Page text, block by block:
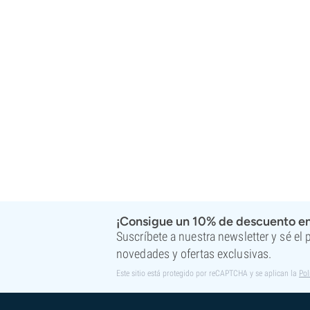
¡Consigue un 10% de descuento
Suscríbete a nuestra newsletter y sé el
novedades y ofertas exclusivas.
Este sitio está protegido por reCAPTCHA y se aplican la